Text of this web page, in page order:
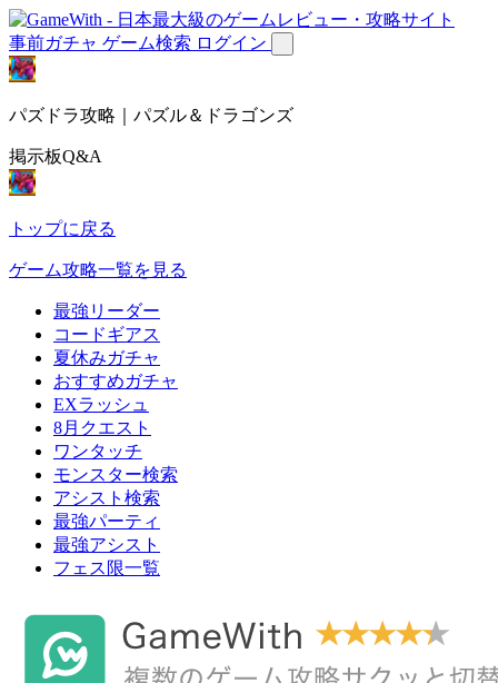
事前ガチャ ゲーム検索 ログイン
パズドラ攻略｜パズル＆ドラゴンズ
掲示板Q&A
トップに戻る
ゲーム攻略一覧を見る
最強リーダー
コードギアス
夏休みガチャ
おすすめガチャ
EXラッシュ
8月クエスト
ワンタッチ
モンスター検索
アシスト検索
最強パーティ
最強アシスト
フェス限一覧